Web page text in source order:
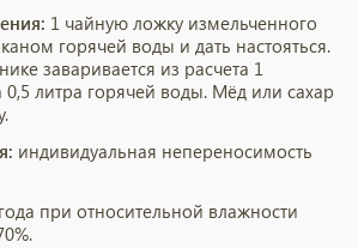
1 чайную ложку измельченного
горячей воды и дать настояться.
заваривается из расчета 1
0,5 литра горячей воды. Мёд или сахар
индивидуальная непереносимость
при относительной влажности